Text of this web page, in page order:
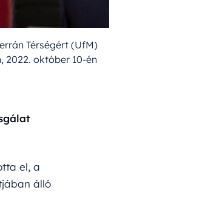
Térségért (UfM)
október 10-én
el, a
álló